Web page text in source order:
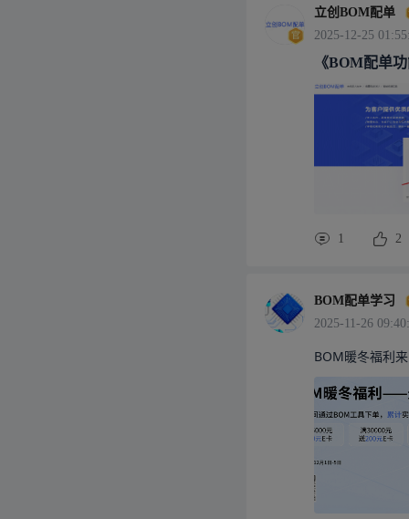
立创BOM配单
2025-12-25
《BOM配单
1 2
BOM配单学习
2025-11-26
BOM暖冬福利